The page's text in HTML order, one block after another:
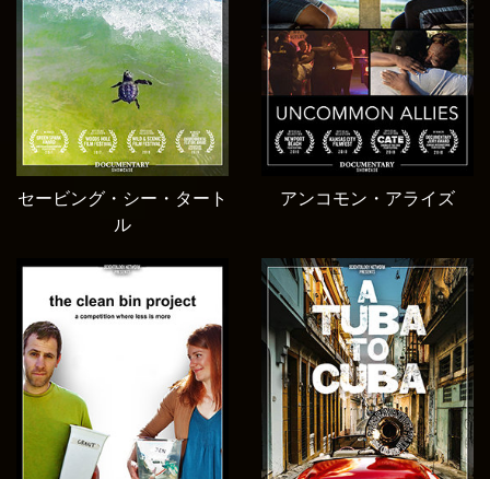
セービング・シー・タート
ル
アンコモン・アライズ